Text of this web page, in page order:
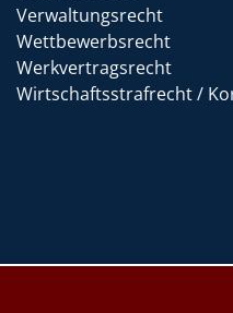
Verwaltungsrecht
Wettbewerbsrecht
Werkvertragsrecht
Wirtschaftsstrafrecht /